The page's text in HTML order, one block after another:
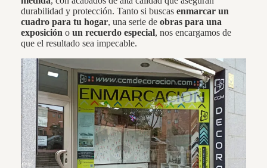
durabilidad y protección. Tanto si buscas enmarcar un
cuadro para tu hogar, una serie de obras para una
exposición o un recuerdo especial, nos encargamos de
que el resultado sea impecable.